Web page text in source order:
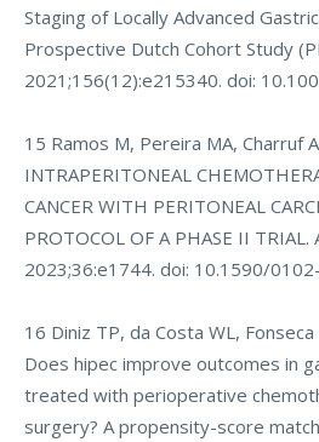
Staging of Locally Advanced
Prospective Dutch Cohort Study
2021;156(12):e215340. doi:
15 Ramos M, Pereira MA, Charruf
INTRAPERITONEAL
CANCER WITH PERITONEAL
PROTOCOL OF A PHASE II
2023;36:e1744. doi: 10.1590/
16 Diniz TP, da Costa WL,
Does hipec improve outcomes in
treated with perioperative
surgery? A propensity-score